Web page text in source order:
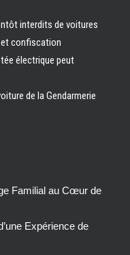
interdits de voitures
et confiscation
électrique peut
de la Gendarmerie
Familial au Cœur de
Expérience de